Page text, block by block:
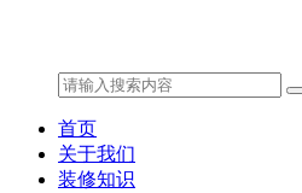
首页
关于我们
装修知识